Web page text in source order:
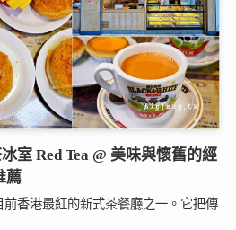
室 Red Tea @ 美味與懷舊的經
薦
前香港最紅的新式茶餐廳之一。它把傳